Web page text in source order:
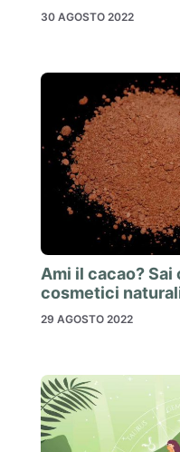
30 AGOSTO 2022
Ami il cacao?
cosmetici
29 AGOSTO 2022